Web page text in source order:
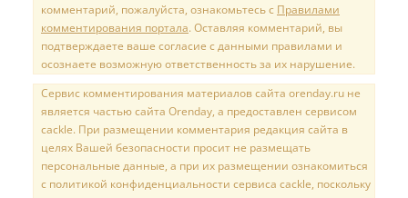
комментарий, пожалуйста, ознакомьтесь с Правилами
комментирования портала. Оставляя комментарий, вы
подтверждаете ваше согласие с данными правилами и
осознаете возможную ответственность за их нарушение.
Сервис комментирования материалов сайта orenday.ru не
является частью сайта Orenday, а предоставлен сервисом
cackle. При размещении комментария редакция сайта в
целях Вашей безопасности просит не размещать
персональные данные, а при их размещении ознакомиться
с политикой конфиденциальности сервиса cackle, поскольку